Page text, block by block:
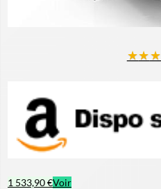
★★★
1 533,90 €Voir